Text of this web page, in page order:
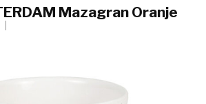
Mazagran Oranje